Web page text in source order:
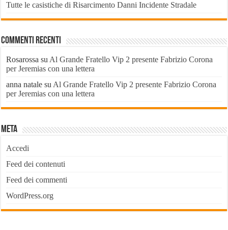
Tutte le casistiche di Risarcimento Danni Incidente Stradale
Commenti recenti
Rosarossa suAl Grande Fratello Vip 2 presente Fabrizio Corona
per Jeremias con una lettera
anna natale suAl Grande Fratello Vip 2 presente Fabrizio Corona
per Jeremias con una lettera
Meta
Accedi
Feed dei contenuti
Feed dei commenti
WordPress.org